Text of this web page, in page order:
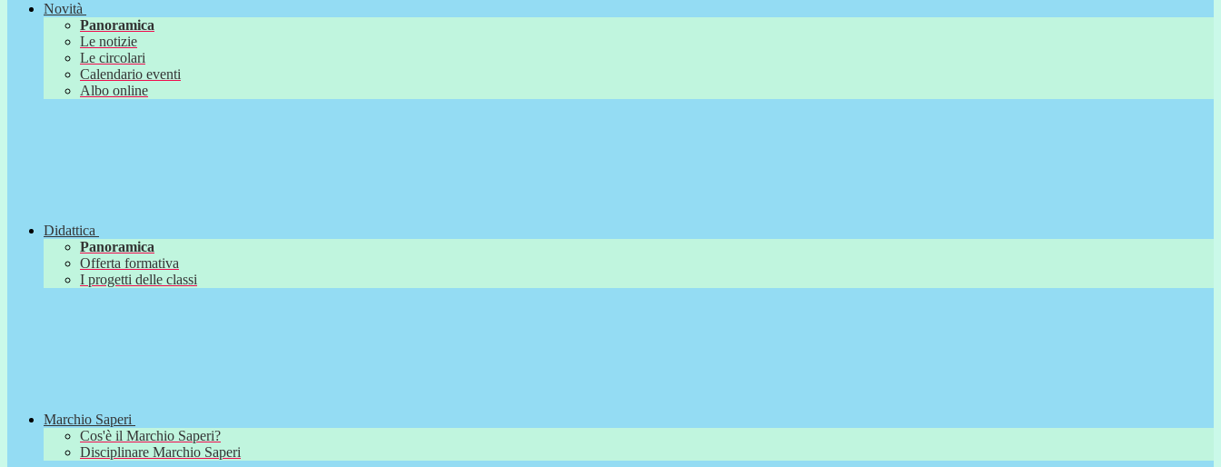
Novità
Panoramica
Le notizie
Le circolari
Calendario eventi
Albo online
Didattica
Panoramica
Offerta formativa
I progetti delle classi
Marchio Saperi
Cos'è il Marchio Saperi?
Disciplinare Marchio Saperi